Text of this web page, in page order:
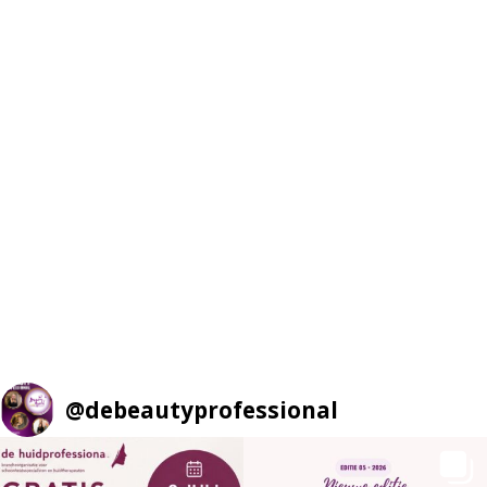
@debeautyprofessional